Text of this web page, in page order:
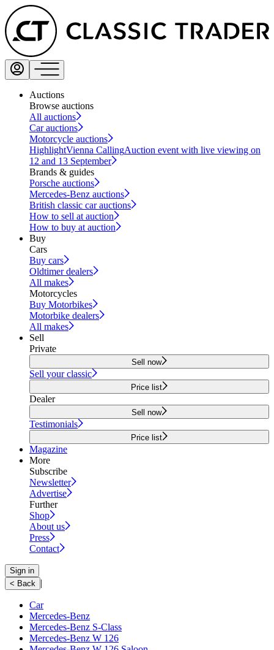
Auctions
Browse auctions
All auctions
Car auctions
Motorcycle auctions
HighlightVienna CallingAuction event with live viewing on
12 and 13 September
Brands & guides
Porsche auctions
Mercedes-Benz auctions
British classic car auctions
How to sell at auction
How to buy at auction
Buy
Cars
Buy cars
Oldtimer dealers
All makes
Motorcycles
Buy Motorbikes
Motorbike dealers
All makes
Sell
Private
Sell now
Sell your classic
Price list
Dealer
Sell now
Testimonials
Price list
Magazine
More
Subscribe
Newsletter
Advertise
Further
Shop
About us
Press
Contact
Sign in
< Back |
Car
Mercedes-Benz
Mercedes-Benz S-Class
Mercedes-Benz W 126